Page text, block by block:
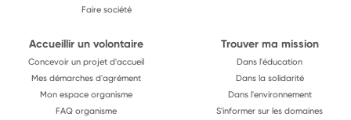
Faire société
Accueillir un volontaire
Concevoir un projet d'accueil
Mes démarches d'agrément
Mon espace organisme
FAQ organisme
Trouver ma mission
Dans l'éducation
Dans la solidarité
Dans l'environnement
S'informer sur les domaines